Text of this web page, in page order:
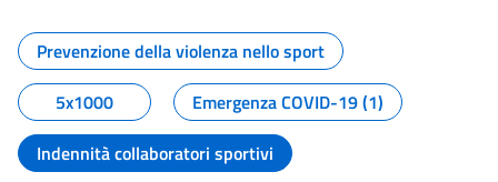
Tutti i contenuti della pagina
Prevenzione della violenza nello sport
5x1000
Emergenza COVID-19 (1)
Indennità collaboratori sportivi